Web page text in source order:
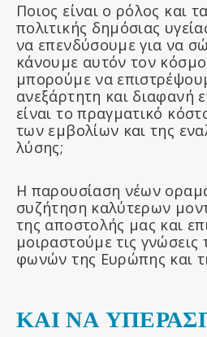
Ποιος είναι ο ρόλος και
πολιτικής δημόσιας
να επενδύσουμε για να
κάνουμε αυτόν τον
μπορούμε να
ανεξάρτητη και διαφανή
είναι το πραγματικό
των εμβολίων και της
λύσης;
Η παρουσίαση νέων
συζήτηση καλύτερων
της αποστολής μας και
μοιραστούμε τις
φωνών της Ευρώπης και
ΚΑΙ ΝΑ